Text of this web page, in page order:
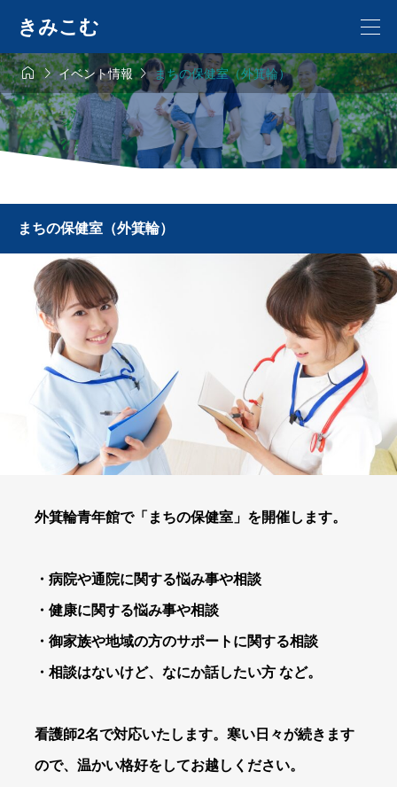
きみこむ
イベント情報まちの保健室（外箕輪）
まちの保健室（外箕輪）
外箕輪青年館で「まちの保健室」を開催します。
・病院や通院に関する悩み事や相談
・健康に関する悩み事や相談
・御家族や地域の方のサポートに関する相談
・相談はないけど、なにか話したい方 など。
看護師2名で対応いたします。寒い日々が続きます
ので、温かい格好をしてお越しください。